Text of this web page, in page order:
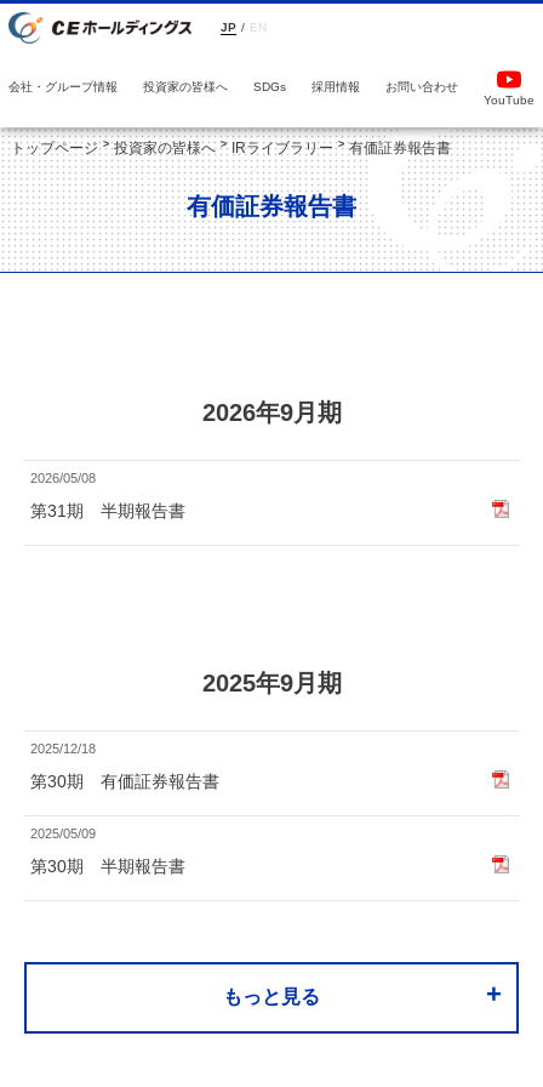
JP / EN
会社・グループ情報 投資家の皆様へ SDGs 採用情報
お問い合わせ
YouTube
トップページ 投資家の皆様へ IRライブラリー 有価証券報告書
有価証券報告書
2026年9月期
2026/05/08
第31期 半期報告書
2025年9月期
2025/12/18
第30期 有価証券報告書
2025/05/09
第30期 半期報告書
もっと見る +